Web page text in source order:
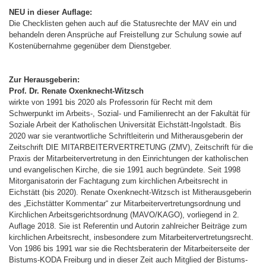
NEU in dieser Auflage:
Die Checklisten gehen auch auf die Statusrechte der MAV ein und
behandeln deren Ansprüche auf Freistellung zur Schulung sowie auf
Kostenübernahme gegenüber dem Dienstgeber.
Zur Herausgeberin:
Prof. Dr. Renate Oxenknecht-Witzsch
wirkte von 1991 bis 2020 als Professorin für Recht mit dem
Schwerpunkt im Arbeits-, Sozial- und Familienrecht an der Fakultät für
Soziale Arbeit der Katholischen Universität Eichstätt-Ingolstadt. Bis
2020 war sie verantwortliche Schriftleiterin und Mitherausgeberin der
Zeitschrift DIE MITARBEITERVERTRETUNG (ZMV), Zeitschrift für die
Praxis der Mitarbeitervertretung in den Einrichtungen der katholischen
und evangelischen Kirche, die sie 1991 auch begründete. Seit 1998
Mitorganisatorin der Fachtagung zum kirchlichen Arbeitsrecht in
Eichstätt (bis 2020). Renate Oxenknecht-Witzsch ist Mitherausgeberin
des „Eichstätter Kommentar“ zur Mitarbeitervertretungsordnung und
Kirchlichen Arbeitsgerichtsordnung (MAVO/KAGO), vorliegend in 2.
Auflage 2018. Sie ist Referentin und Autorin zahlreicher Beiträge zum
kirchlichen Arbeitsrecht, insbesondere zum Mitarbeitervertretungsrecht.
Von 1986 bis 1991 war sie die Rechtsberaterin der Mitarbeiterseite der
Bistums-KODA Freiburg und in dieser Zeit auch Mitglied der Bistums-